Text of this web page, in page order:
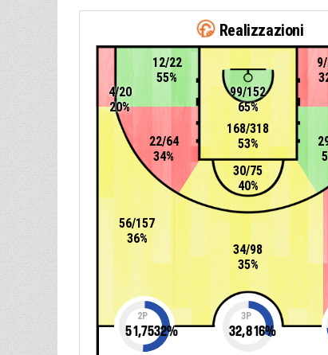
Realizzazioni
30/75
40%
22/64
34%
12/22
55%
168/318
53%
99/152
65%
34/98
35%
56/157
36%
4/20
20%
2P
51,7532%
3P
32,816%